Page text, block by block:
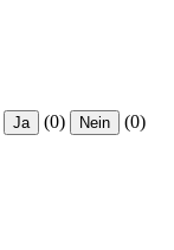
Ja (0) Nein (0)